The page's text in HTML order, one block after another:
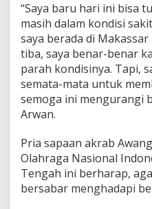
“Saya baru hari ini bisa
masih dalam kondisi
saya berada di
tiba, saya benar-benar
parah kondisinya. Tapi,
semata-mata untuk
semoga ini mengurangi
Arwan.
Pria sapaan akrab
Olahraga Nasional
Tengah ini berharap,
bersabar menghadapi